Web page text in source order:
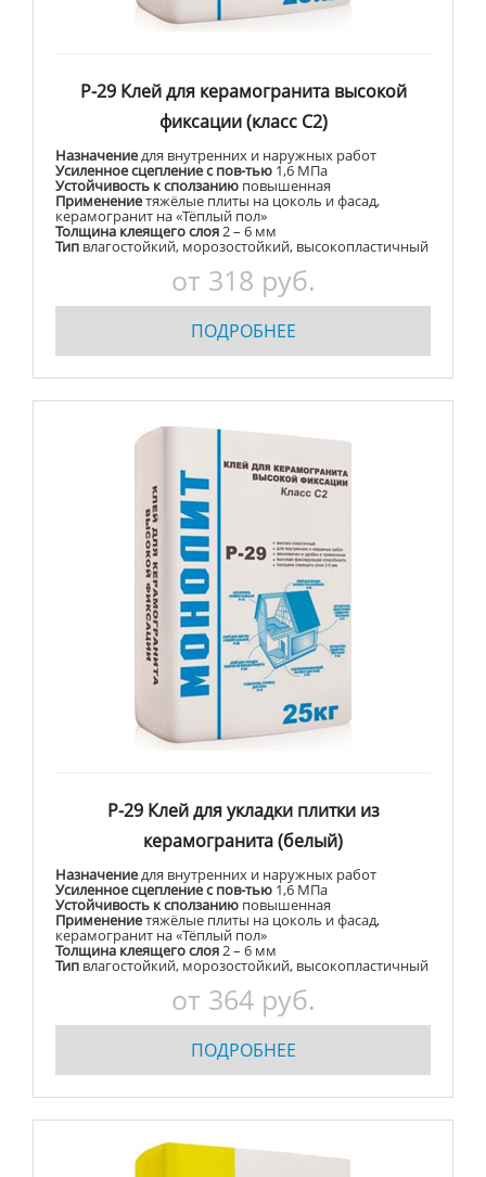
Р-29 Клей для керамогранита высокой
фиксации (класс С2)
Назначениедля внутренних и наружных работ
Усиленное сцепление с пов-тью 1,6 МПа
Устойчивость к сползанию повышенная
Применениетяжёлые плиты на цоколь и фасад,
керамогранит на «Тёплый пол»
Толщина клеящего слоя2 – 6 мм
Тип влагостойкий, морозостойкий, высокопластичный
от 318 руб.
ПОДРОБНЕЕ
Р-29 Клей для укладки плитки из
керамогранита (белый)
Назначениедля внутренних и наружных работ
Усиленное сцепление с пов-тью 1,6 МПа
Устойчивость к сползанию повышенная
Применениетяжёлые плиты на цоколь и фасад,
керамогранит на «Тёплый пол»
Толщина клеящего слоя2 – 6 мм
Тип влагостойкий, морозостойкий, высокопластичный
от 364 руб.
ПОДРОБНЕЕ